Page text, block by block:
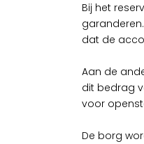
Bij het
dat de
Aan de
dit bedrag
voor
De borg